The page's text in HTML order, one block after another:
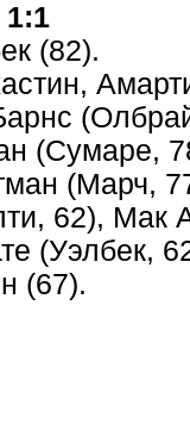
(82).
(Сумаре,
(Марч,
62), Мак
(Уэлбек,
(67).